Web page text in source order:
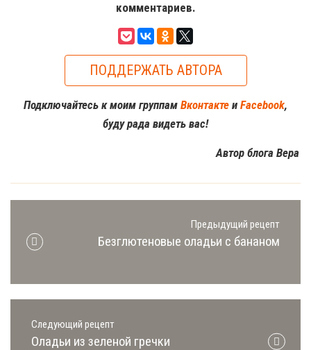
комментариев.
ПОДДЕРЖАТЬ АВТОРА
Подключайтесь к моим группам Вконтакте и Facebook,
буду рада видеть вас!
Автор блога Вера
Предыдущий рецепт
Безглютеновые оладьи с бананом
Следующий рецепт
Оладьи из зеленой гречки